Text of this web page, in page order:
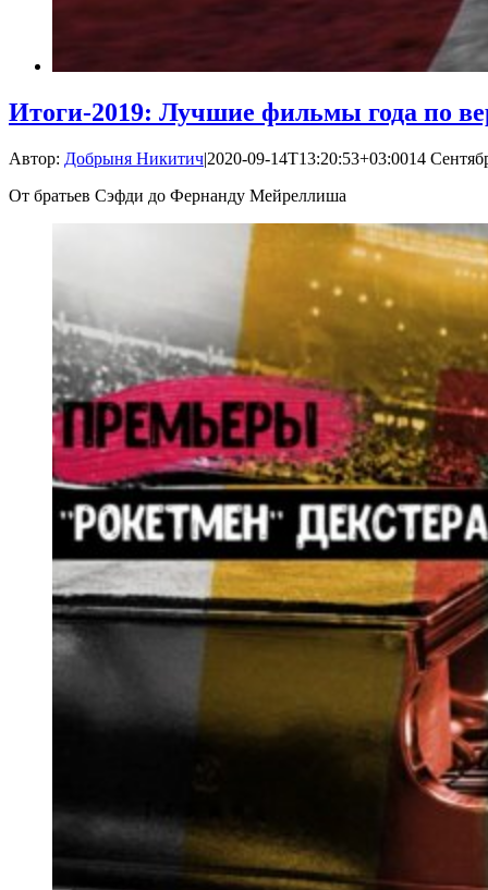
Итоги-2019: Лучшие фильмы года по
Автор: Добрыня Никитич|2020-09-14T13:20:53+03:0014
От братьев Сэфди до Фернанду Мейреллиша